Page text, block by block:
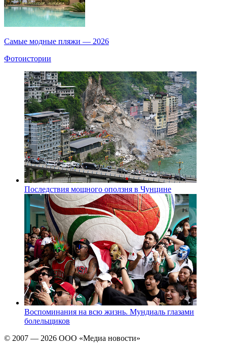
Самые модные пляжи — 2026
Фотоистории
Последствия мощного оползня в Чунцине
Воспоминания на всю жизнь. Мундиаль глазами
болельщиков
© 2007 — 2026 ООО «Медиа новости»